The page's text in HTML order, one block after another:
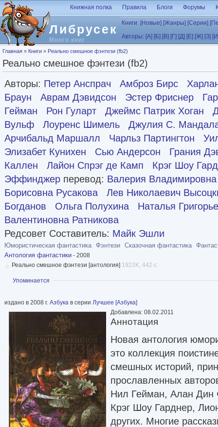
Перейти к основному содержанию
Либрусек
Много книг
Книжная полка Правила Блоги Форумы
Книги: [Новые] [Жанры] [Серии]
Авторы: [А] [Б] [В] [Г] [Д] [Е] [Ж] [З]
Вы здесь
Главная » Книги » Реально смешное фэнтези (fb2)
Реально смешное фэнтези (fb2)
Авторы: Петер Анспрач Амброз Бирс
Браун
Аврам Дэвидсон Эстер Фриснер
Гейман
Рон Гуларт Джеймс Патрик Хоган
Вульф
Лоуренс Шимель
Джулия С.
Арчибальд Маршалл
Чарльз Партингтон
Элизабет Кунихен
Сью Андерсон
Грания
Каллен
Лайон Спрэг де Камп
Крэг Шоу
Эффинджер перевод: Валерия
Борисовна Русакова
Лев Николаевич
Богданов
Ольга Полухина
Наталья
Валентиновна Ратникова
Редсовет Составитель: Майк Эшли
Юмористическая фантастика Фэнтези Сказочная фантастика
Антология фантастики - 2008
Реально смешное фэнтези [антология] 1922K, 442 с.
Показать
Упоминается
издано в 2008 г. Азбука в серии Лучшее [Азбука]
Добавлена: 08.02.2011
Аннотация
Новая антология
это коллекция
смешных историй,
прославленных
Нил Гейман, Алан
Крэг Шоу Гарднер,
других. Многие